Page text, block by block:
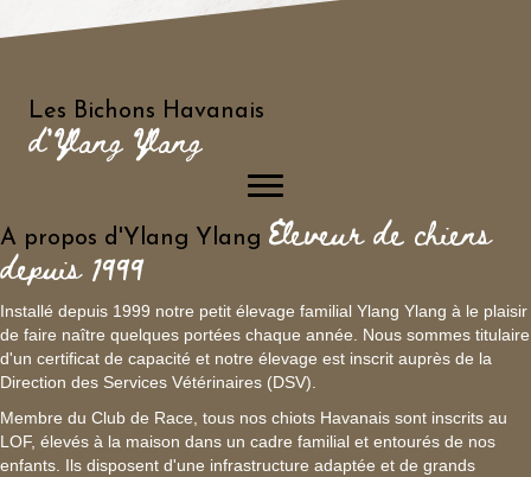
Les Bichons Havanais
d'Ylang Ylang
A propos d'Ylang Ylang Eleveur de chiens
depuis 1999
Installé depuis 1999 notre petit élevage familial Ylang Ylang à le plaisir
de faire naître quelques portées chaque année. Nous sommes titulaire
d'un certificat de capacité et notre élevage est inscrit auprès de la
Direction des Services Vétérinaires (DSV).
Membre du Club de Race, tous nos chiots Havanais sont inscrits au
LOF, élevés à la maison dans un cadre familial et entourés de nos
enfants. Ils disposent d'une infrastructure adaptée et de grands